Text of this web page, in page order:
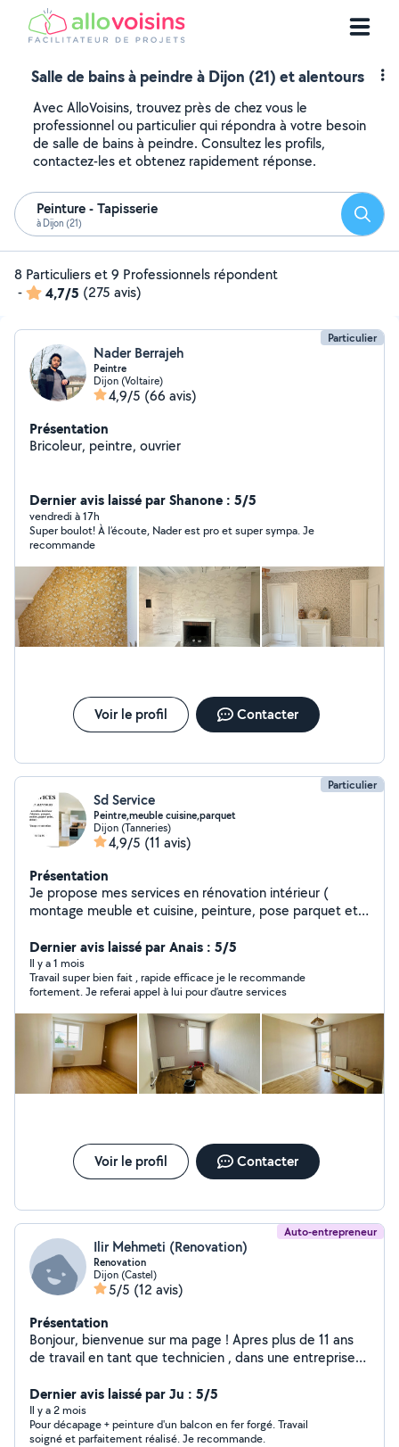
Salle de bains à peindre à Dijon (21) et alentours
Avec AlloVoisins, trouvez près de chez vous le
professionnel ou particulier qui répondra à votre besoin
de salle de bains à peindre. Consultez les profils,
contactez-les et obtenez rapidement réponse.
Peinture - Tapisserie
à Dijon (21)
8 Particuliers et 9 Professionnels répondent
-
4,7/5 (275 avis)
Particulier
Nader Berrajeh
Peintre
Dijon (Voltaire)
4,9/5 (66 avis)
Présentation
Bricoleur, peintre, ouvrier
Dernier avis laissé par Shanone : 5/5
vendredi à 17h
Super boulot! À l’écoute, Nader est pro et super sympa. Je
recommande
Voir le profil Contacter
Particulier
Sd Service
Peintre,meuble cuisine,parquet
Dijon (Tanneries)
4,9/5 (11 avis)
Présentation
Je propose mes services en rénovation intérieur (
montage meuble et cuisine, peinture, pose parquet et
J'accorde une importance particulière au travail de
qualité et bien fait . Votre satisfaction sera toujours
notre priorité. Cordialement
Dernier avis laissé par Anais : 5/5
Il y a 1 mois
Travail super bien fait , rapide efficace je le recommande
fortement. Je referai appel à lui pour d’autre services
Voir le profil Contacter
Auto-entrepreneur
Ilir Mehmeti (Renovation)
Renovation
Dijon (Castel)
5/5 (12 avis)
Présentation
Bonjour, bienvenue sur ma page ! Apres plus de 11 ans
de travail en tant que technicien , dans une entreprise
depuis plus de 2 ans maintenant
Dernier avis laissé par Ju : 5/5
Il y a 2 mois
Pour décapage + peinture d'un balcon en fer forgé. Travail
soigné et parfaitement réalisé. Je recommande.